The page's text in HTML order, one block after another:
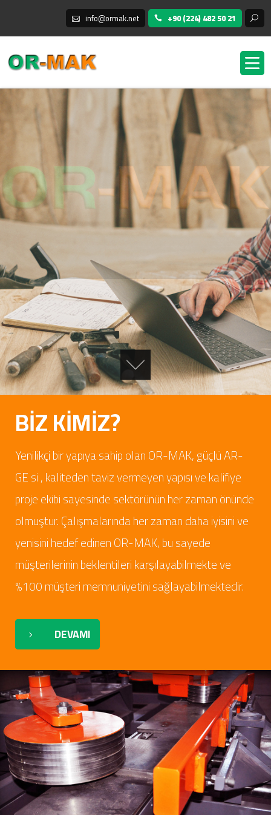
info@ormak.net +90 (224) 482 50 21
BİZ KİMİZ?
Yenilikçi bir yapıya sahip olan OR-MAK, güçlü AR-
GE si , kaliteden taviz vermeyen yapısı ve kalifiye
proje ekibi sayesinde sektörünün her zaman önünde
olmuştur. Çalışmalarında her zaman daha iyisini ve
yenisini hedef edinen OR-MAK, bu sayede
müşterilerinin beklentileri karşılayabilmekte ve
DEVAMI